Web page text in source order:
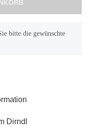
bitte die gewünschte
Dirndl